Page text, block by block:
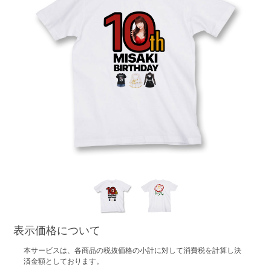
表示価格について
本サービスは、各商品の税抜価格の小計に対して消費税を計算し決
済金額としております。